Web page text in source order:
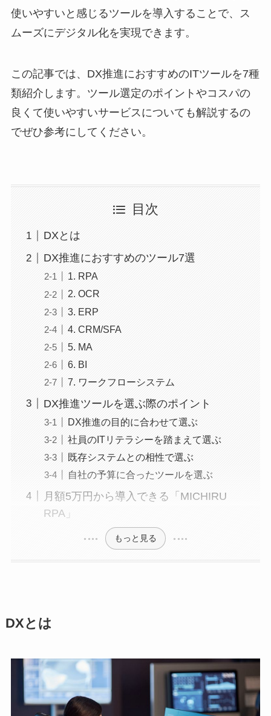
使いやすいと感じるツールを導入することで、ス
ムーズにデジタル化を実現できます。
この記事では、DX推進におすすめのITツールを7種
類紹介します。ツール選定のポイントやコスパの
良くて使いやすいサービスについても解説するの
でぜひ参考にしてください。
目次
DXとは
DX推進におすすめのツール7選
1. RPA
2. OCR
3. ERP
4. CRM/SFA
5. MA
6. BI
7. ワークフローシステム
DX推進ツールを選ぶ際のポイント
DX推進の目的に合わせて選ぶ
社員のITリテラシーを踏まえて選ぶ
既存システムとの相性で選ぶ
自社の予算に合ったツールを選ぶ
月額5万円から導入できる「MICHIRU
RPA」
もっと見る
DXとは